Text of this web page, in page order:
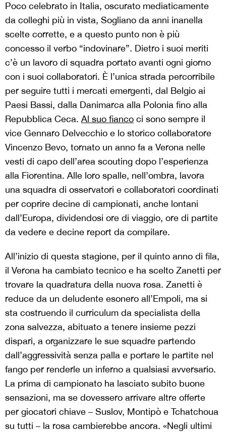
Poco celebrato in Italia, oscurato mediaticamente
da colleghi più in vista, Sogliano da anni inanella
scelte corrette, e a questo punto non è più
concesso il verbo “indovinare”. Dietro i suoi meriti
c’è un lavoro di squadra portato avanti ogni giorno
con i suoi collaboratori. È l’unica strada percorribile
per seguire tutti i mercati emergenti, dal Belgio ai
Paesi Bassi, dalla Danimarca alla Polonia fino alla
Repubblica Ceca. Al suo fianco ci sono sempre il
vice Gennaro Delvecchio e lo storico collaboratore
Vincenzo Bevo, tornato un anno fa a Verona nelle
vesti di capo dell’area scouting dopo l’esperienza
alla Fiorentina. Alle loro spalle, nell’ombra, lavora
una squadra di osservatori e collaboratori coordinati
per coprire decine di campionati, anche lontani
dall’Europa, dividendosi ore di viaggio, ore di partite
da vedere e decine report da compilare.
All’inizio di questa stagione, per il quinto anno di fila,
il Verona ha cambiato tecnico e ha scelto Zanetti per
trovare la quadratura della nuova rosa. Zanetti è
reduce da un deludente esonero all’Empoli, ma si
sta costruendo il curriculum da specialista della
zona salvezza, abituato a tenere insieme pezzi
dispari, a organizzare le sue squadre partendo
dall’aggressività senza palla e portare le partite nel
fango per renderle un inferno a qualsiasi avversario.
La prima di campionato ha lasciato subito buone
sensazioni, ma se dovessero arrivare altre offerte
per giocatori chiave – Suslov, Montipò e Tchatchoua
su tutti – la rosa cambierebbe ancora. «Negli ultimi